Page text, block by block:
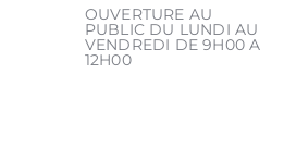
OUVERTURE AU
PUBLIC DU LUNDI AU
VENDREDI DE 9H00 A
12H00